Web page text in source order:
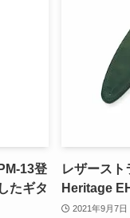
13登
たギタ
レザース
Heritage
2021年9月7日